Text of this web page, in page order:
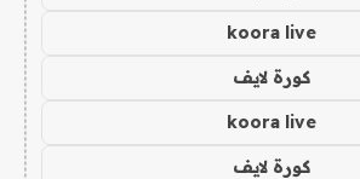
koora live
كورة لايف
koora live
كورة لايف